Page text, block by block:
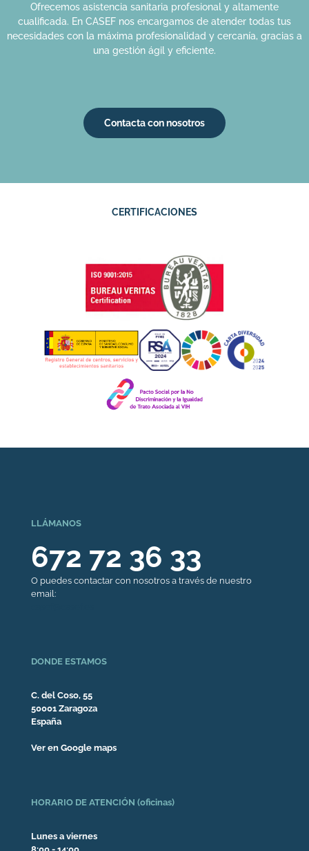
Ofrecemos asistencia sanitaria profesional y altamente
cualificada. En CASEF nos encargamos de atender todas tus
necesidades con la máxima profesionalidad y cercanía, gracias a
una gestión ágil y eficiente.
Contacta con nosotros
CERTIFICACIONES
LLÁMANOS
672 72 36 33
O puedes contactar con nosotros a través de nuestro
email:
DONDE ESTAMOS
C. del Coso, 55
50001 Zaragoza
España
Ver en Google maps
HORARIO DE ATENCIÓN (oficinas)
Lunes a viernes